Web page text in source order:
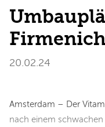
Firmenich
20.02.24
Amsterdam – Der
nach einem